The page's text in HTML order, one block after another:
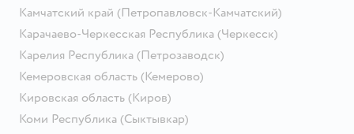
Камчатский край (Петропавловск-Камчатский)
Карачаево-Черкесская Республика (Черкесск)
Карелия Республика (Петрозаводск)
Кемеровская область (Кемерово)
Кировская область (Киров)
Коми Республика (Сыктывкар)